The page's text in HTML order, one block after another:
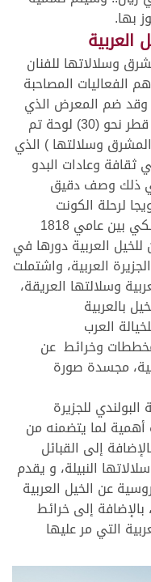
بها.
وسلالاتها للفنان
المصاحبة
وقد ضم المعرض الذي
ينظم بالتعاون مع سفارة بولندا لدى قطر نحو (30) لوحة تم
وسلالتها ) الذي
تحكي ثقافة وعادات البدو
ذلك وصف دقيق
لرحلة الكونت
البولندي فاتسواف سيفيرين جافوتسكي بين عامي 1818
للخيل العربية دورها في
العربية، واشتملت
وسلالتها العريقة،
بالعربية
العرب
وخرائط عن
مجسدة صورة
للجزيرة
أهمية لما يتضمنه من
إلى القبائل
النبيلة، و يقدم
عن الخيل العربية
إلى خرائط
التي مر عليها